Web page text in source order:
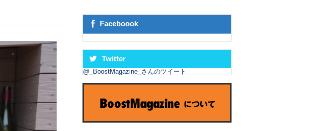
Faceboook
Twitter
@_BoostMagazine_さんのツイート